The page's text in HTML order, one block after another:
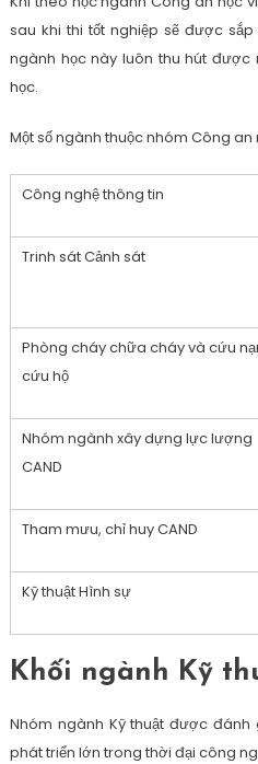
sau khi thi tốt nghiệp sẽ được
ngành học này luôn thu hút được
học.
Một số ngành thuộc nhóm Công an
Công nghệ thông tin
Trinh sát Cảnh sát
Phòng cháy chữa cháy và cứu
cứu hộ
Nhóm ngành xây dựng lực lượng
CAND
Tham mưu, chỉ huy CAND
Kỹ thuật Hình sự
Khối ngành Kỹ
Nhóm ngành Kỹ thuật được
phát triển lớn trong thời đại công